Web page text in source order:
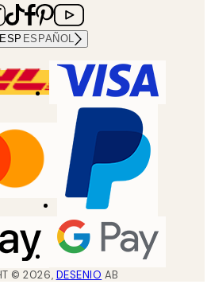
ESP ESPAÑOL
©2026, DESENIO AB